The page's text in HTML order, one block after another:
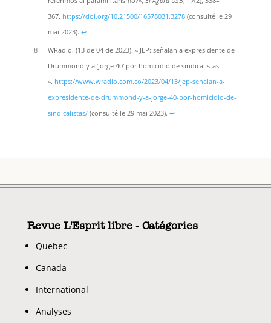
367. https://doi.org/10.21500/16578031.3278(consulté le 29
mai 2023). ↩︎
8
WRadio. (13 de 04 de 2023). « JEP: señalan a expresidente de
Drummond y a ‘Jorge 40′ por homicidio de sindicalistas
». https://www.wradio.com.co/2023/04/13/jep-senalan-a-
expresidente-de-drummond-y-a-jorge-40-por-homicidio-de-
sindicalistas/(consulté le 29 mai 2023). ↩︎
Revue L'Esprit libre - Catégories
Quebec
Canada
International
Analyses